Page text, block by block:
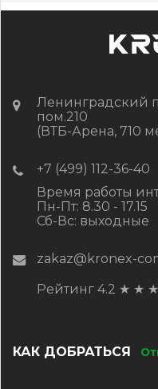
Ленинградский
пом.210
(ВТБ-Арена, 710
+7 (499) 112-36-40
Время работы
Пн-Пт: 8.30 - 17.15
Сб-Вс: выходные
zakaz@kronex-
Рейтинг 4.2 ★ ★ ★
КАК ДОБРАТЬСЯ